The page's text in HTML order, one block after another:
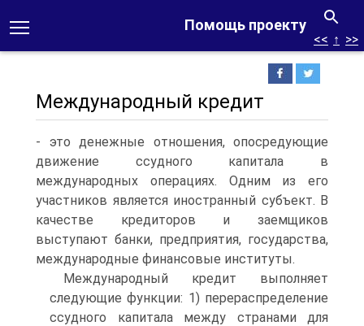
Помощь проекту
<< ↑ >>
Международный кредит
- это денежные отношения, опосредующие
движение ссудного капитала в
международных операциях. Одним из его
участников является иностранный субъект. В
качестве кредиторов и заемщиков
выступают банки, предприятия, государства,
международные финансовые институты.
Международный кредит выполняет
следующие функции: 1) перераспределение
ссудного капитала между странами для